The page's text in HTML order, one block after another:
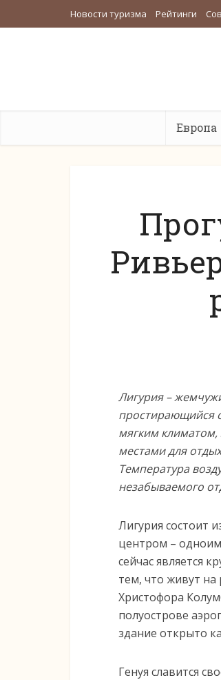
Новости туризма Рейтинги
Европа
Лигурия –
простирающийся
мягким климатом,
местами для
Температура
незабываемого
Лигурия состоит
центром –
сейчас является
тем, что живут
Христофора
полуострове
здание открыто
Генуя славится